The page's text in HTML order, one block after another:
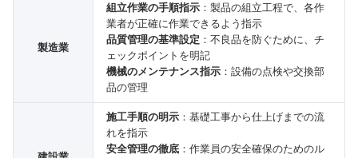
製造業
組立作業の手順指示 ：製品の組立工程で、各作
業者が正確に作業できるよう指示
品質管理の基準設定 ：不良品を防ぐために、チ
ェックポイントを明記
機械のメンテナンス指示 ：設備の点検や交換部
品の管理
施工手順の明示 ：基礎工事から仕上げまでの流
れを指示
安全管理の徹底 ：作業員の安全確保のためのル